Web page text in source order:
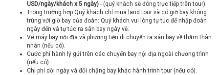
USD/ngày/khách x 5 ngày) - (quý khách sẽ đóng trực tiếp trên tour)
Trong trường hợp Quý khách chỉ mua land tour và có giờ bay không
trùng với giờ bay của đoàn: Quý khách vui lòng tự túc để nhập đoàn
ngày đến và tự túc ra sân bay ngày về.
Vé máy bay nội địa và phương tiện di chuyển ra sân bay về thăm thân
nhân (nếu có).
Cước phí hành lý gửi trên các chuyến bay nội địa ngoài chương trình
(nếu có).
Chi phí dời ngày và đổi chặng bay khác hành trình tour (nếu có).